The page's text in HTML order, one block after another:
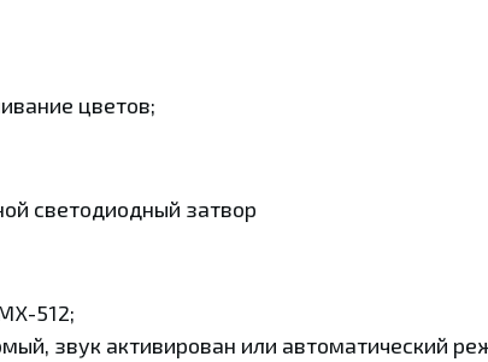
цветов;
светодиодный затвор
512;
звук активирован или автоматический